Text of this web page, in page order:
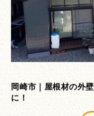
岡崎市｜屋根材の外壁
に！